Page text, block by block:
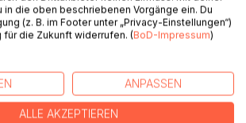
in der stationären Psychosomatik
musiktherapeutischen Typisierung
entwickelten qualitativen
Verfahren, die hier umfassend und
werden.
in die oben beschriebenen Vorgänge ein. Du
(z. B. im Footer unter „Privacy-Einstellungen“)
die Zukunft widerrufen. (BoD-Impressum)
ANPASSEN
ALLE AKZEPTIEREN